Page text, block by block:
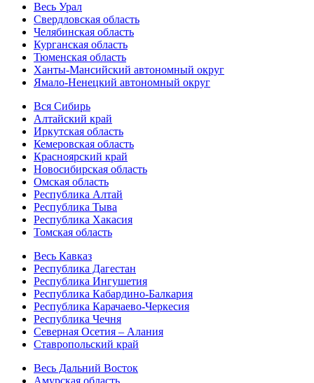
Весь Урал
Свердловская область
Челябинская область
Курганская область
Тюменская область
Ханты-Мансийский автономный округ
Ямало-Ненецкий автономный округ
Вся Сибирь
Алтайский край
Иркутская область
Кемеровская область
Красноярский край
Новосибирская область
Омская область
Республика Алтай
Республика Тыва
Республика Хакасия
Томская область
Весь Кавказ
Республика Дагестан
Республика Ингушетия
Республика Кабардино-Балкария
Республика Карачаево-Черкесия
Республика Чечня
Северная Осетия – Алания
Ставропольский край
Весь Дальний Восток
Амурская область